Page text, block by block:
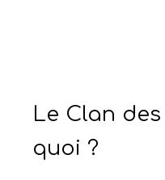
Le Clan
quoi ?